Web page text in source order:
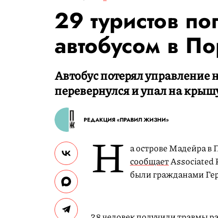
29 туристов
автобусом в
Автобус потерял управление
перевернулся и упал на
РЕДАКЦИЯ «ПРАВИЛ ЖИЗНИ»
Н а острове Мадейра в
сообщаетAssociated
были гражданами